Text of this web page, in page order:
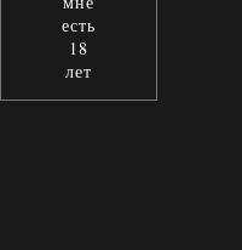
есть
18
лет